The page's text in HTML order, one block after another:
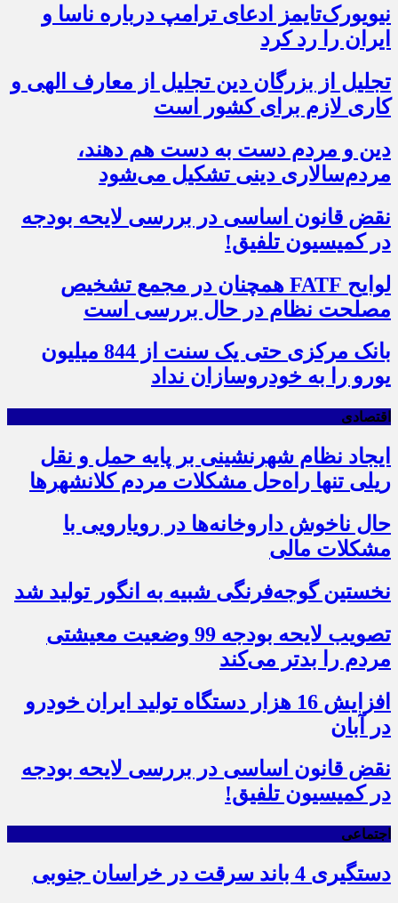
نیویورک‌تایمز ادعای ترامپ درباره ناسا و
ایران را رد کرد
تجلیل از بزرگان دین تجلیل از معارف الهی و
کاری لازم برای کشور است
دین و مردم دست به‌ دست هم دهند،
مردم‌سالاری دینی تشکیل می‌شود
نقض قانون اساسی در بررسی لایحه بودجه
در کمیسیون تلفیق!
لوایح FATF همچنان در مجمع تشخیص
مصلحت نظام در حال بررسی است
بانک مرکزی حتی یک سنت از 844 میلیون
یورو را به خودروسازان نداد
اقتصادی
ایجاد نظام شهرنشینی بر پایه حمل و نقل
ریلی تنها راه‌حل مشکلات مردم کلانشهرها
حال ناخوش داروخانه‌ها در رویارویی با
مشکلات مالی
نخستین گوجه‌فرنگی شبیه به انگور تولید شد
تصویب لایحه بودجه 99 وضعیت معیشتی
مردم را بدتر می‌کند
افزایش 16 هزار دستگاه تولید ایران خودرو
در آبان
نقض قانون اساسی در بررسی لایحه بودجه
در کمیسیون تلفیق!
اجتماعی
دستگیری 4 باند سرقت در خراسان جنوبی